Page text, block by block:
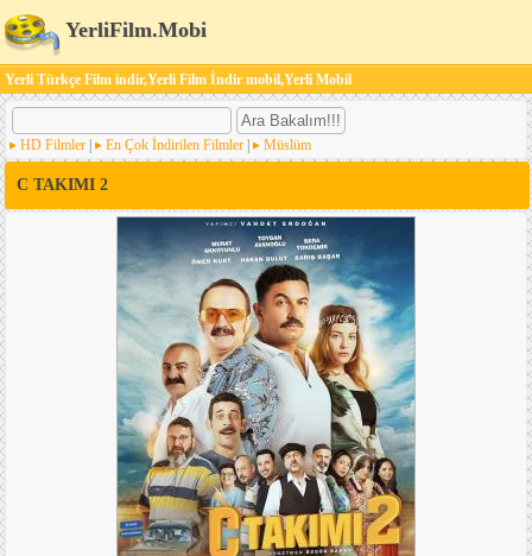
YerliFilm.Mobi
Yerli Türkçe Film indir,Yerli Film İndir mobil,Yerli Mobil
HD Filmler En Çok İndirilen Filmler Müslüm
C TAKIMI 2